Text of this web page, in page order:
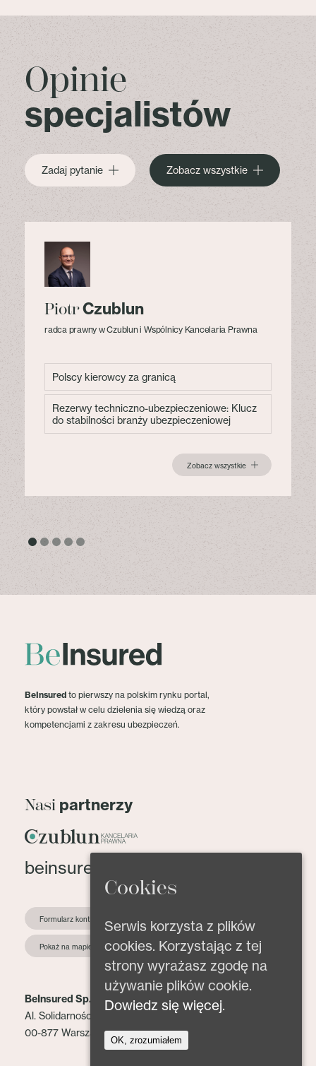
Opinie
specjalistów
Zadaj pytanie Zobacz wszystkie
PiotrCzublun
radca prawny w Czublun i Wspólnicy Kancelaria Prawna
Polscy kierowcy za granicą
Rezerwy techniczno-ubezpieczeniowe: Klucz
do stabilności branży ubezpieczeniowej
Zobacz wszystkie
BeInsured to pierwszy na polskim rynku portal,
który powstał w celu dzielenia się wiedzą oraz
kompetencjami z zakresu ubezpieczeń.
Nasi partnerzy
beinsured@beinsured.pl
Formularz kontaktowy
Pokaż na mapie
BeInsured Sp. z o.o.
Al. Solidarności 153 lok. 2
00-877 Warszawa
Cookies
Serwis korzysta z plików
cookies. Korzystając z tej
strony wyrażasz zgodę na
używanie plików cookie.
Dowiedz się więcej.
OK, zrozumiałem